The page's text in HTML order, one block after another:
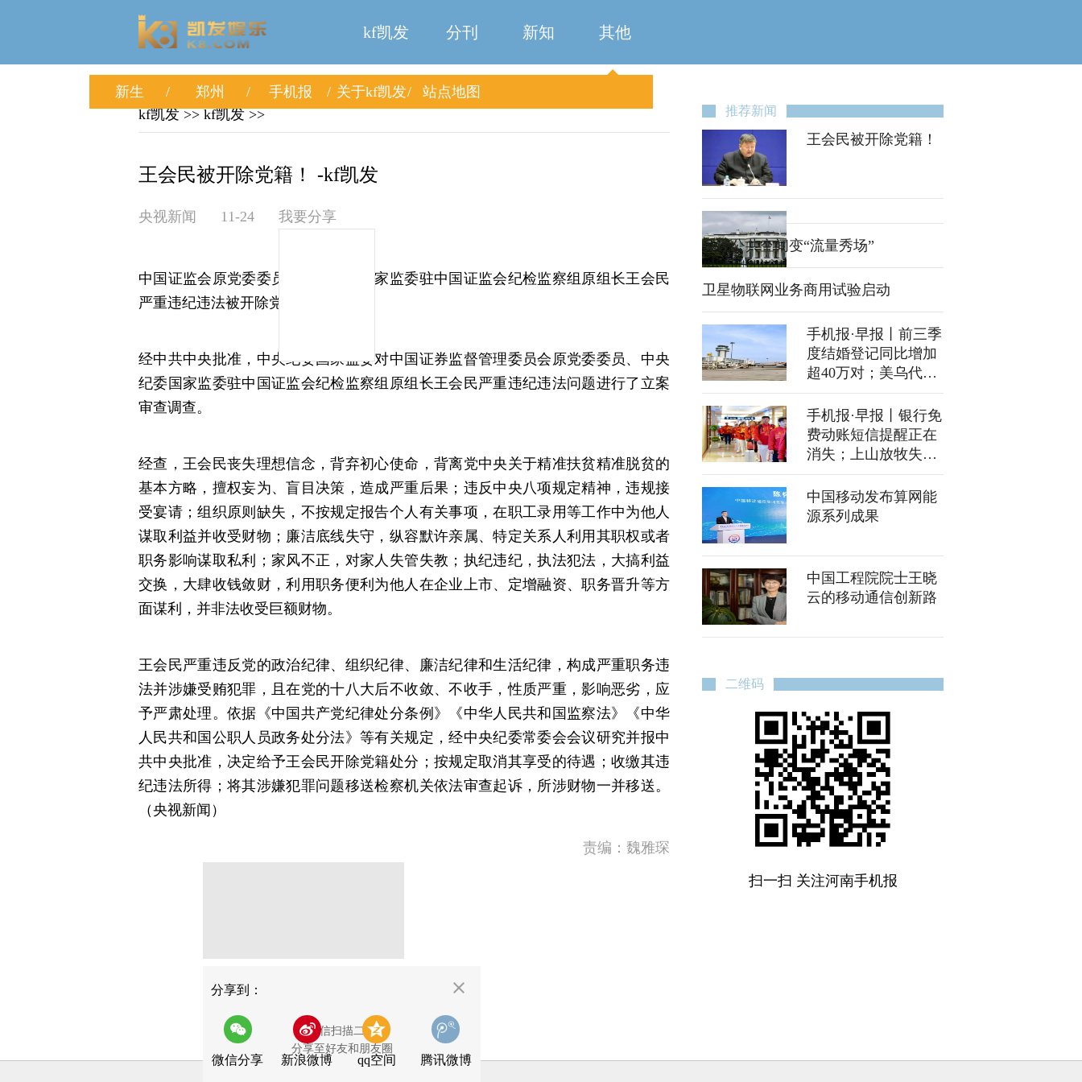
kf凯发 分刊 新知 其他
新生 郑州 手机报 关于kf凯发
站点地图
kf凯发 >> kf凯发 >>
王会民被开除党籍！ -kf凯发
央视新闻 11-24 我要分享
中国证监会原党委委员、中央纪委国家监委驻中国证监会纪检监察组原组长王会民
严重违纪违法被开除党籍
经中共中央批准，中央纪委国家监委对中国证券监督管理委员会原党委委员、中央
纪委国家监委驻中国证监会纪检监察组原组长王会民严重违纪违法问题进行了立案
审查调查。
经查，王会民丧失理想信念，背弃初心使命，背离党中央关于精准扶贫精准脱贫的
基本方略，擅权妄为、盲目决策，造成严重后果；违反中央八项规定精神，违规接
受宴请；组织原则缺失，不按规定报告个人有关事项，在职工录用等工作中为他人
谋取利益并收受财物；廉洁底线失守，纵容默许亲属、特定关系人利用其职权或者
职务影响谋取私利；家风不正，对家人失管失教；执纪违纪，执法犯法，大搞利益
交换，大肆收钱敛财，利用职务便利为他人在企业上市、定增融资、职务晋升等方
面谋利，并非法收受巨额财物。
王会民严重违反党的政治纪律、组织纪律、廉洁纪律和生活纪律，构成严重职务违
法并涉嫌受贿犯罪，且在党的十八大后不收敛、不收手，性质严重，影响恶劣，应
予严肃处理。依据《中国共产党纪律处分条例》《中华人民共和国监察法》《中华
人民共和国公职人员政务处分法》等有关规定，经中央纪委常委会会议研究并报中
共中央批准，决定给予王会民开除党籍处分；按规定取消其享受的待遇；收缴其违
纪违法所得；将其涉嫌犯罪问题移送检察机关依法审查起诉，所涉财物一并移送。
（央视新闻）
责编：魏雅琛
分享到：
微信分享
用微信扫描二维码
分享至好友和朋友圈
新浪微博 qq空间 腾讯微博
推荐新闻
王会民被开除党籍！
莫让公共空间变“流量秀场”
卫星物联网业务商用试验启动
手机报·早报丨前三季
度结婚登记同比增加
超40万对；美乌代表
称日内瓦会谈“取得进
展”
手机报·早报丨银行免
费动账短信提醒正在
消失；上山放牧失踪
3日的2岁女童，找到
了
中国移动发布算网能
源系列成果
中国工程院院士王晓
云的移动通信创新路
二维码
扫一扫 关注河南手机报